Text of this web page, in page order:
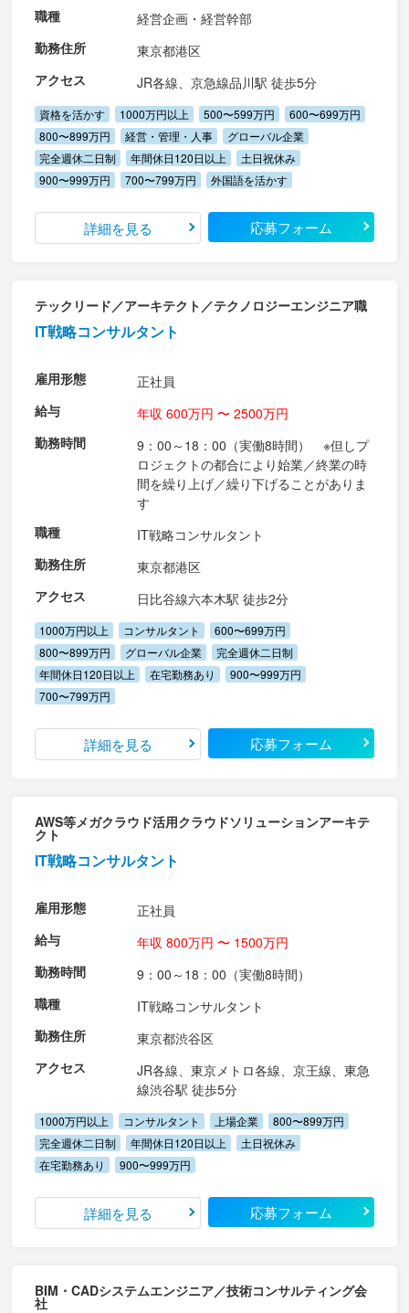
職種
経営企画・経営幹部
勤務住所
東京都港区
アクセス
JR各線、京急線品川駅 徒歩5分
資格を活かす 1000万円以上 500〜599万円
600〜699万円
800〜899万円
経営・管理・人事
グローバル企業
完全週休二日制
年間休日120日以上
土日祝休み
900〜999万円
700〜799万円 外国語を活かす
詳細を見る 応募フォーム
テックリード／アーキテクト／テクノロジーエンジニア職
IT戦略コンサルタント
雇用形態
正社員
給与
年収 600万円 〜 2500万円
勤務時間
9：00～18：00（実働8時間） ※但しプ
ロジェクトの都合により始業／終業の時
間を繰り上げ／繰り下げることがありま
す
職種
IT戦略コンサルタント
勤務住所
東京都港区
アクセス
日比谷線六本木駅 徒歩2分
1000万円以上 コンサルタント
600〜699万円
800〜899万円
グローバル企業
完全週休二日制
年間休日120日以上
在宅勤務あり
900〜999万円
700〜799万円
詳細を見る 応募フォーム
AWS等メガクラウド活用クラウドソリューションアーキテ
クト
IT戦略コンサルタント
雇用形態
正社員
給与
年収 800万円 〜 1500万円
勤務時間
9：00～18：00（実働8時間）
職種
IT戦略コンサルタント
勤務住所
東京都渋谷区
アクセス
JR各線、東京メトロ各線、京王線、東急
線渋谷駅 徒歩5分
1000万円以上 コンサルタント 上場企業
800〜899万円
完全週休二日制
年間休日120日以上
土日祝休み
在宅勤務あり
900〜999万円
詳細を見る 応募フォーム
BIM・CADシステムエンジニア／技術コンサルティング会
社